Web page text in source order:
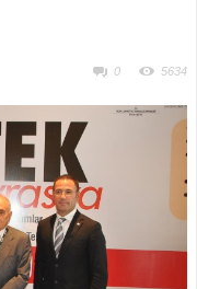
0 5634